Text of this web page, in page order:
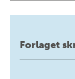
Forlaget